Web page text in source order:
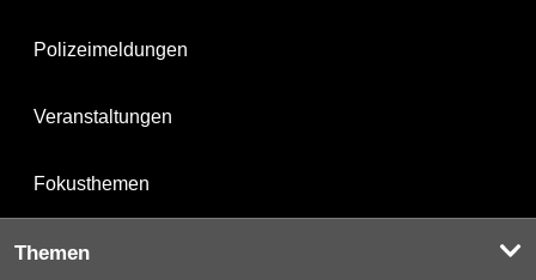
Polizeimeldungen
Veranstaltungen
Fokusthemen
Themen